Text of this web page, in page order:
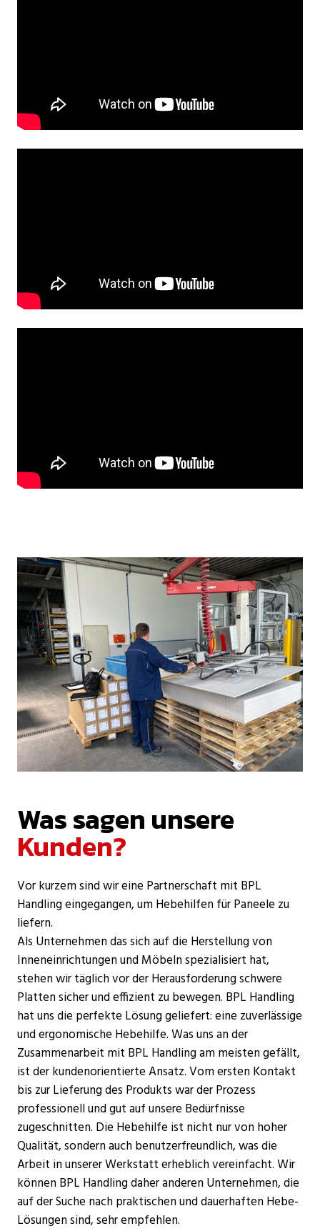
Was sagen unsere
Kunden?
Vor kurzem sind wir eine Partnerschaft mit BPL
Handling eingegangen, um Hebehilfen für Paneele zu
liefern.
Als Unternehmen das sich auf die Herstellung von
Inneneinrichtungen und Möbeln spezialisiert hat,
stehen wir täglich vor der Herausforderung schwere
Platten sicher und effizient zu bewegen. BPL Handling
hat uns die perfekte Lösung geliefert: eine zuverlässige
und ergonomische Hebehilfe. Was uns an der
Zusammenarbeit mit BPL Handling am meisten gefällt,
ist der kundenorientierte Ansatz. Vom ersten Kontakt
bis zur Lieferung des Produkts war der Prozess
professionell und gut auf unsere Bedürfnisse
zugeschnitten. Die Hebehilfe ist nicht nur von hoher
Qualität, sondern auch benutzerfreundlich, was die
Arbeit in unserer Werkstatt erheblich vereinfacht. Wir
können BPL Handling daher anderen Unternehmen, die
auf der Suche nach praktischen und dauerhaften Hebe-
Lösungen sind, sehr empfehlen.